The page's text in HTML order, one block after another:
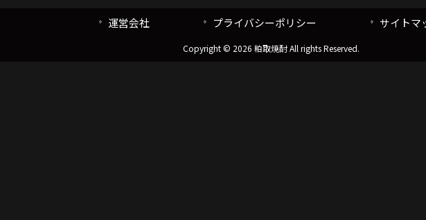
運営会社 プライバシーポリシー サイトマ
Copyright © 2026 粕取焼酎 All rights Reserved.